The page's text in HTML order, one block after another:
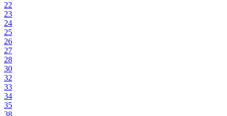
22
23
24
25
26
27
28
30
32
33
34
35
38